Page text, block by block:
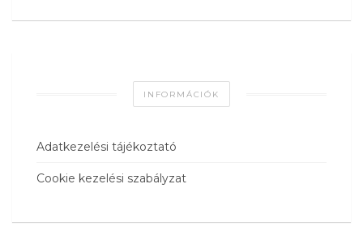
INFORMÁCIÓK
Adatkezelési tájékoztató
Cookie kezelési szabályzat